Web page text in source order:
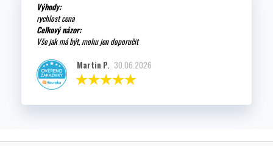
Výhody:
rychlost cena
Celkový názor:
Vše jak má být, mohu jen doporučit
Martin P. 30.06.2026